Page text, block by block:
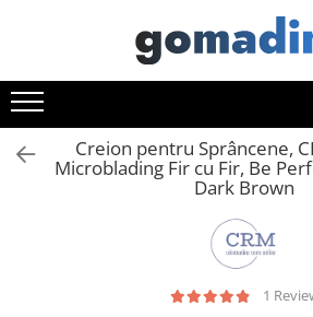
Toate Produsele
Gadgeturi smart
Trackere GPS
Inele smart
Creion pentru Sprâncene,
Microblading Fir cu Fir, Be
Dark Brown
1